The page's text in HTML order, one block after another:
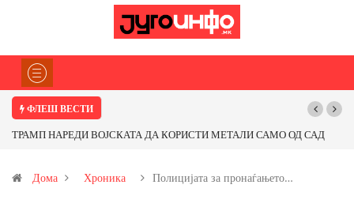
ФЛЕШ ВЕСТИ
НАРЕДИ ВОЈСКАТА ДА КОРИСТИ МЕТАЛИ САМО ОД САД
и со антимонот?
Дома Хроника Полицијата за пронаѓањето…